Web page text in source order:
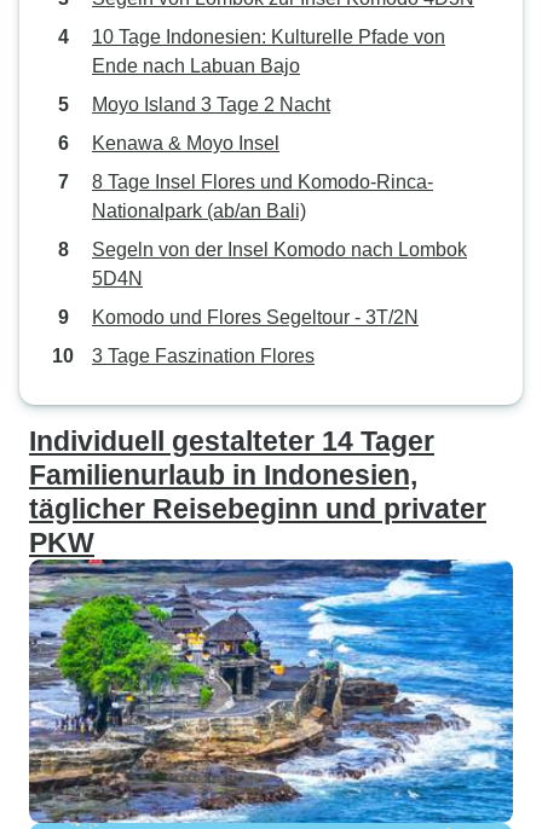
10 Tage Indonesien: Kulturelle Pfade von
Ende nach Labuan Bajo
Moyo Island 3 Tage 2 Nacht
Kenawa & Moyo Insel
8 Tage Insel Flores und Komodo-Rinca-
Nationalpark (ab/an Bali)
Segeln von der Insel Komodo nach Lombok
5D4N
Komodo und Flores Segeltour - 3T/2N
3 Tage Faszination Flores
Individuell gestalteter 14 Tager
Familienurlaub in Indonesien,
täglicher Reisebeginn und privater
PKW